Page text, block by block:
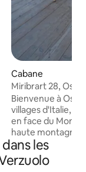
Cabane
Miribrart 28,
Bienvenue à
villages d'Italie,
en face du
haute montagne
Le chalet se
le village typique
Ostana, loin des
les